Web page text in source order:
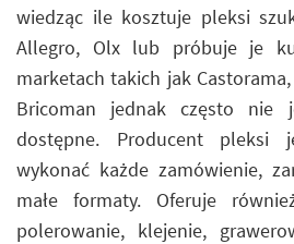
wiedząc ile kosztuje pleksi
Allegro, Olx lub próbuje je
marketach takich jak
Bricoman jednak często nie
dostępne. Producent
wykonać każde zamówienie,
małe formaty. Oferuje
polerowanie, klejenie,